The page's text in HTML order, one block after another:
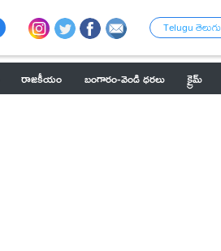
Telugu తెలుగు
రాజకీయం బంగారం-వెండి ధరలు క్రైమ్